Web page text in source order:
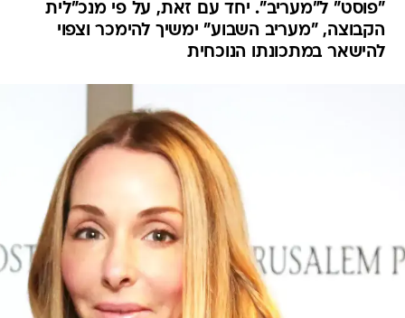
"פוסט" ל"מעריב". יחד עם זאת, על פי מנכ"לית
הקבוצה, "מעריב השבוע" ימשיך להימכר וצפוי
להישאר במתכונתו הנוכחית